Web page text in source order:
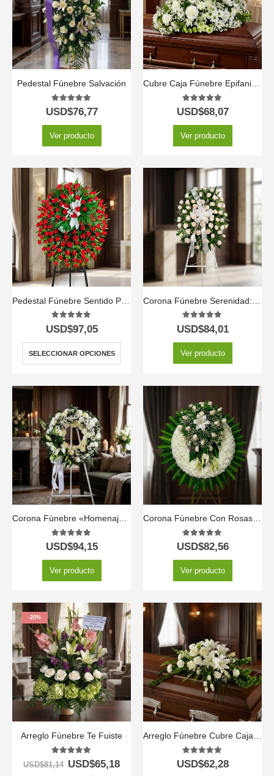
Pedestal Fúnebre Salvación
5.00 out of 5
USD$76,77
Ver producto
5.00 out of 5
USD$68,07
Ver producto
5.00 out of 5
USD$97,05
SELECCIONAR OPCIONES
5.00 out of 5
USD$84,01
Ver producto
Corona Fúnebre «Homenaje Sincero»: Un Tributo Floral para JONAS 🕊️
5.00out of 5
USD$94,15
Ver producto
Corona Fúnebre Con Rosas y Lirios
5.00out of 5
USD$82,56
Ver producto
-20%
Arreglo Fúnebre Te Fuiste
5.00 out of 5
USD$81,14 USD$65,18
Arreglo Fúnebre Cubre Caja Bondad
5.00out of 5
USD$62,28